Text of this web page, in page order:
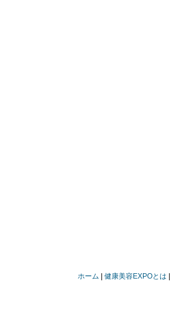
ホーム 健康美容EXPOとは